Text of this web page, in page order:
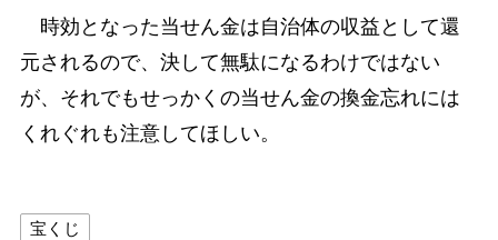
時効となった当せん金は自治体の収益として還
元されるので、決して無駄になるわけではない
が、それでもせっかくの当せん金の換金忘れには
くれぐれも注意してほしい。
宝くじ